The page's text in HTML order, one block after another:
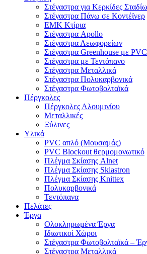
Στέγαστρα για Κερκίδες
Στέγαστρα Πάνω σε Κοντέϊνερ
EMK Κτίρια
Στέγαστρα Apollo
Στέγαστρα Λεωφορείων
Στέγαστρα Greenhouse με PVC
Στέγαστρα με Τεντόπανο
Στέγαστρα Μεταλλικά
Στέγαστρα Πολυκαρβονικά
Στέγαστρα Φωτοβολταϊκά
Πέργκολες
Πέργκολες Αλουμινίου
Μεταλλικές
Ξύλινες
Υλικά
PVC απλό (Μουσαμάς)
PVC Βlockout θερμομονωτικό
Πλέγμα Σκίασης Alnet
Πλέγμα Σκίασης Skiastron
Πλέγμα Σκίασης Knittex
Πολυκαρβονικά
Τεντόπανα
Πελάτες
Έργα
Ολοκληρωμένα Έργα
Ιδιωτικοί Χώροι
Στέγαστρα Φωτοβολταϊκά –
Στέγαστρα Μεταλλικά